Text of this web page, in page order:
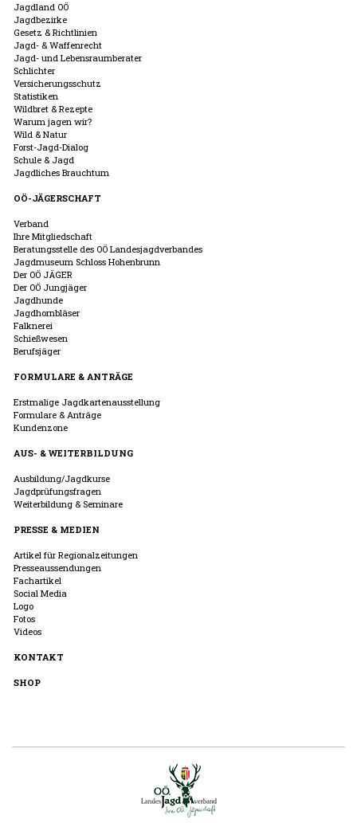
Jagdland OÖ
Jagdbezirke
Gesetz & Richtlinien
Jagd- & Waffenrecht
Jagd- und Lebensraumberater
Schlichter
Versicherungsschutz
Statistiken
Wildbret & Rezepte
Warum jagen wir?
Wild & Natur
Forst-Jagd-Dialog
Schule & Jagd
Jagdliches Brauchtum
OÖ-JÄGERSCHAFT
Verband
Ihre Mitgliedschaft
Beratungsstelle des OÖ Landesjagdverbandes
Jagdmuseum Schloss Hohenbrunn
Der OÖ JÄGER
Der OÖ Jungjäger
Jagdhunde
Jagdhornbläser
Falknerei
Schießwesen
Berufsjäger
FORMULARE & ANTRÄGE
Erstmalige Jagdkartenausstellung
Formulare & Anträge
Kundenzone
AUS- & WEITERBILDUNG
Ausbildung/Jagdkurse
Jagdprüfungsfragen
Weiterbildung & Seminare
PRESSE & MEDIEN
Artikel für Regionalzeitungen
Presseaussendungen
Fachartikel
Social Media
Logo
Fotos
Videos
KONTAKT
SHOP